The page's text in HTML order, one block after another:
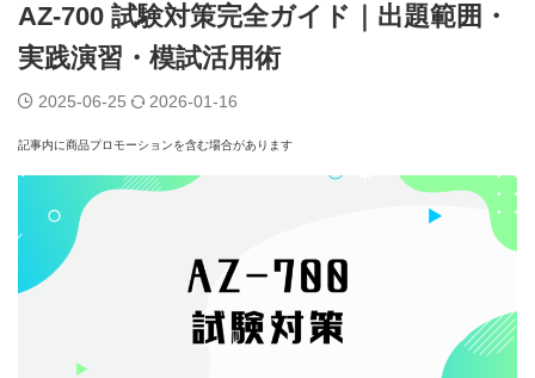
AZ‑700 試験対策完全ガイド｜出題範囲・
実践演習・模試活用術
2025-06-25 2026-01-16
記事内に商品プロモーションを含む場合があります